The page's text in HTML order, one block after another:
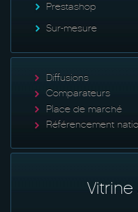
Prestashop
Sur-mesure
Diffusions
Comparateurs
Place de marché
Référencement